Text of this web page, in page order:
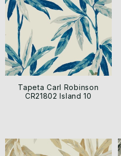
Tapeta Carl Robinson
CR21802 Island 10